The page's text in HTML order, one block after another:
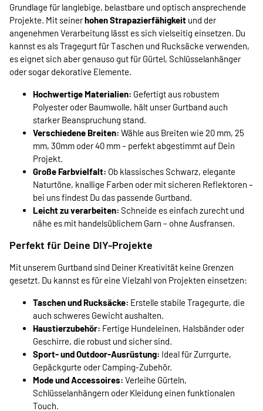
Grundlage für langlebige, belastbare und optisch ansprechende
Projekte. Mit seinerhohen Strapazierfähigkeit und der
angenehmen Verarbeitung lässt es sich vielseitig einsetzen. Du
kannst es als Tragegurt für Taschen und Rucksäcke verwenden,
es eignet sich aber genauso gut für Gürtel, Schlüsselanhänger
oder sogar dekorative Elemente.
Hochwertige Materialien: Gefertigt aus robustem
Polyester oder Baumwolle, hält unser Gurtband auch
starker Beanspruchung stand.
Verschiedene Breiten: Wähle aus Breiten wie 20 mm, 25
mm, 30mm oder 40 mm – perfekt abgestimmt auf Dein
Projekt.
Große Farbvielfalt: Ob klassisches Schwarz, elegante
Naturtöne, knallige Farben oder mit sicheren Reflektoren –
bei uns findest Du das passende Gurtband.
Leicht zu verarbeiten: Schneide es einfach zurecht und
nähe es mit handelsüblichem Garn – ohne Ausfransen.
Perfekt für Deine DIY-Projekte
Mit unserem Gurtband sind Deiner Kreativität keine Grenzen
gesetzt. Du kannst es für eine Vielzahl von Projekten einsetzen:
Taschen und Rucksäcke: Erstelle stabile Tragegurte, die
auch schweres Gewicht aushalten.
Haustierzubehör: Fertige Hundeleinen, Halsbänder oder
Geschirre, die robust und sicher sind.
Sport- und Outdoor-Ausrüstung: Ideal für Zurrgurte,
Gepäckgurte oder Camping-Zubehör.
Mode und Accessoires: Verleihe Gürteln,
Schlüsselanhängern oder Kleidung einen funktionalen
Touch.